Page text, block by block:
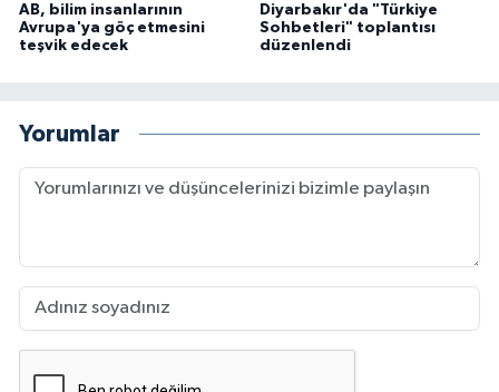
AB, bilim insanlarının
Avrupa'ya göç etmesini
teşvik edecek
Diyarbakır'da "Türkiye
Sohbetleri" toplantısı
düzenlendi
Yorumlar